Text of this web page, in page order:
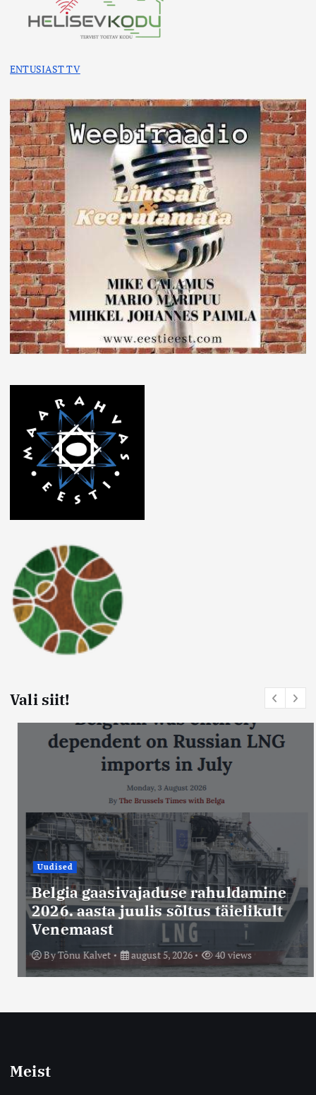
ENTUSIAST TV
Vali siit!
Uudised
Belgia gaasivajaduse rahuldamine
2026. aasta juulis sõltus täielikult
Venemaast
ByTõnu Kalvet august 5, 2026 40 views
Meist